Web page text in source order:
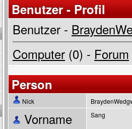
Benutzer - Profil
Benutzer -
Computer (0) - Forum
Person
Nick
Vorname Sang